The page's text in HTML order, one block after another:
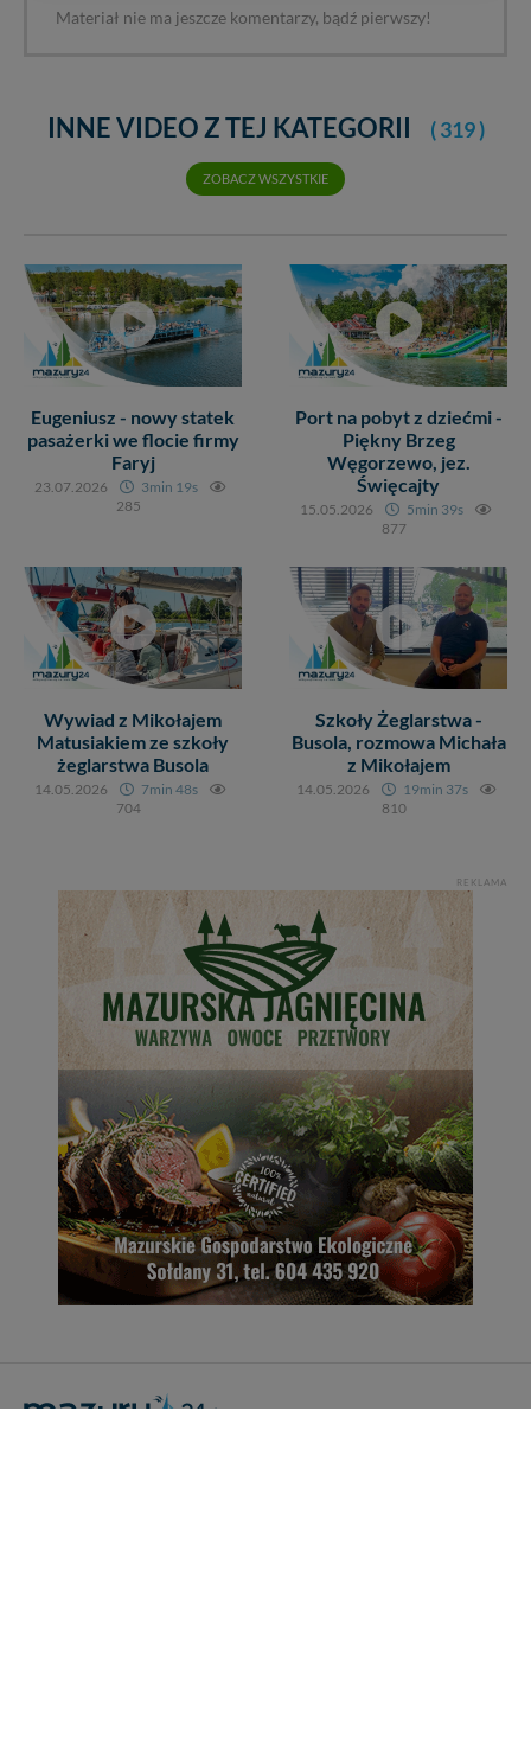
Materiał nie ma jeszcze komentarzy, bądź pierwszy!
INNE VIDEO Z TEJ KATEGORII ( 319 )
ZOBACZ WSZYSTKIE
Eugeniusz - nowy statek
pasażerki we flocie firmy
Faryj
23.07.2026
3min 19s
285
Port na pobyt z dziećmi -
Piękny Brzeg
Węgorzewo, jez.
Święcajty
15.05.2026
5min 39s
877
Wywiad z Mikołajem
Matusiakiem ze szkoły
żeglarstwa Busola
14.05.2026
7min 48s
704
Szkoły Żeglarstwa -
Busola, rozmowa Michała
z Mikołajem
14.05.2026
19min 37s
810
REKLAMA
Bezpieczeństwo Twoich danych jest dla nas
intencji, zawsze możesz wycofać swoją zgodę. Więcej
informacji uzyskach w naszejPolityce Prywatności.
Klikając znak X lub przycisk PRZEJDŹ DO SERWISU
wyrażasz zgodę na przetwarzanie Twoich danych.
trzecim. Wyjątkiem jest sytuacja, gdy przekazanie
Twoich danych jest elementem usługi (przekazanie
danych z formularza kontaktowego, przekazanie danych
w przypadku rezerwacji usług typu: nocleg, czartery,
itp). Więcej informacji o zasadach i funkcjonalności
Administratorem Twoich danych jest: Agencja
Reklamowa Kreacja Monika Borkowska, z siedzibą ul.
Wiejska 17, 11-500 Giżycko. Możesz z nami
skontaktować się za pośrednictwem tejstrony.
danych, zażądać ich poprawienia lub usunięcia,
zabronić ich przetwarzania. Pamiętaj jednak, że nie
zawsze jest możliwe techniczne zrealizowanie Twoich
praw w odniesieniu do informacji zawartych w plikach
cookies. Twoja przeglądarka umożliwia Ci skasowanie
tych plików - w pewnych przypadkach nie możemy tego
zrobić za Ciebie.
Dziękujemy, i życzmy miłego odkrywania Mazur na
nowo...